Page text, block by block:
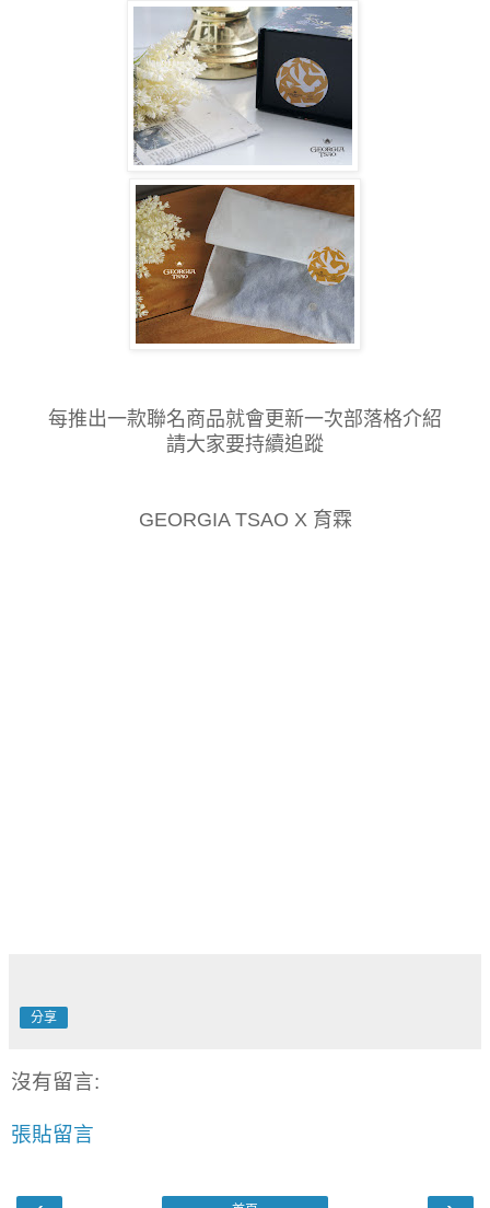
每推出一款聯名商品就會更新一次部落格介紹
請大家要持續追蹤
GEORGIA TSAO X 育霖
分享
沒有留言:
張貼留言